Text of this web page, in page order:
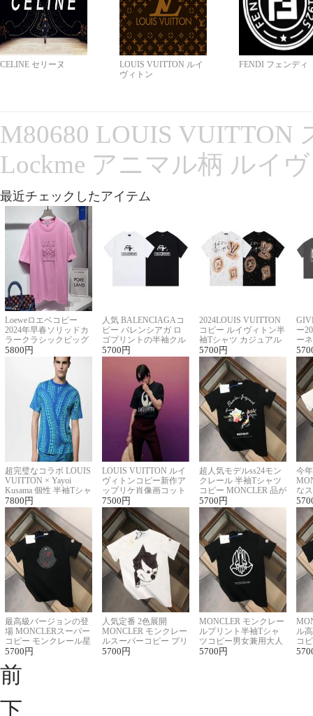
CELINE セリーヌ
LOUIS VUITTON ルイ
ヴィトン
FENDI フェンディ
M80680 LOUIS VUITTON
Lockme アニマル柄 ルイ
最近チェックしたアイテム
Loeweロエベコピー
2024年早春ソリッドカ
ラークラシックビッグ
ロゴ刺繍Tシャツ
5800 円
人気 BALENCIAGAコ
ピー バレンシアガ ロ
ゴプリントの半袖クル
ーネックTシャツ
5700 円
2024LOUIS VUITTON
コピー ルイヴィトン半
袖Tシャツ カジュアル
に馴染む 2色展開
5700 円
ー
ー
ー
超完璧なコラボ LOUIS
VUITTON × Yayoi
Kusama 個性 半袖Tシャ
ツコピー男女兼用
7800 円
LOUIS VUITTON ルイ
ヴィトンコピー新作ア
ップリケ肖像画コット
ンニット半袖Tシャツ
7500 円
超人気モデルss24モン
クレール 半袖Tシャツ
コピー MONCLER 品が
良く見た目
5700 円
今
な
ル
最高級バージョンの登
場 MONCLERスーパー
コピー モンクレール星
座半袖Tシャツ
5700 円
人気定番 2色展開
MONCLER モンクレー
ルスーパーコピー プリ
ント半袖Tシャツ
5700 円
MONCLER モンクレー
ルプリント半袖Tシャ
ツコピー男女兼用大人
可愛い春夏コーデ
5700 円
ル
コ
ィ
前
下